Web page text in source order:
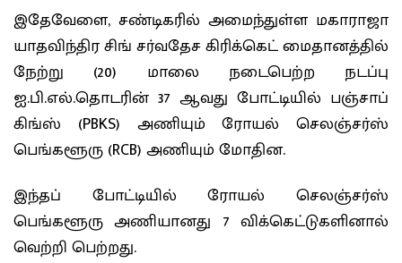
இதேவ‍ேளை, சண்டிகரில் அமைந்துள்ள மகாராஜா
யாதவிந்திர சிங் சர்வதேச கிரிக்கெட் மைதானத்தில்
நேற்று (20) மாலை நடைபெற்ற நடப்பு
ஐ.பி.எல்.தொடரின் 37 ஆவது போட்டியில் பஞ்சாப்
கிங்ஸ் (PBKS) அணியும் ரோயல் செலஞ்சர்ஸ்
பெங்களூரு (RCB) அணியும் மோதின.
இந்தப் போட்டியில் ரோயல் செலஞ்சர்ஸ்
பெங்களூரு அணியானது 7 விக்கெட்டுகளினால்
வெற்றி பெற்றது.